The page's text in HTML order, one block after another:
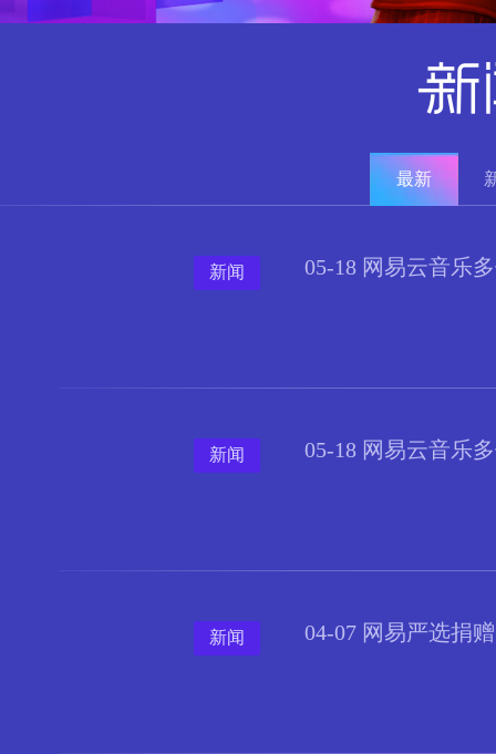
最新
05-18 网易云音乐
新闻
05-18 网易云音乐
新闻
04-07 网易严选捐
新闻